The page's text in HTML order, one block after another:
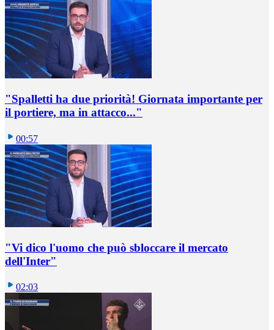
"Spalletti ha due priorità! Giornata importante per
il portiere, ma in attacco..."
00:57
"Vi dico l'uomo che può sbloccare il mercato
dell'Inter"
02:03